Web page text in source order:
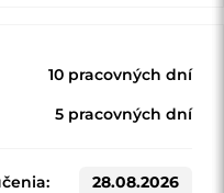
10 pracovných dní
5 pracovných dní
28.08.2026